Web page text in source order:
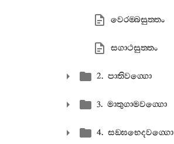
වෙරම‍්බසුත‍්තං
සගාථසුත‍්තං
2. පාතිවග‍්ගො
3. මාතුගාමවග‍්ගො
4. සඞ‍්ඝභෙදවග‍්ගො